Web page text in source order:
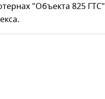
"Объекта 825 ГТС"